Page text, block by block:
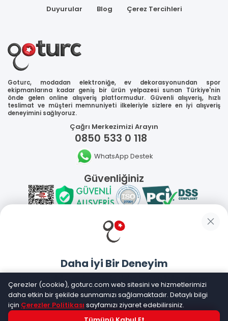
Duyurular
Blog Çerez Tercihleri
Goturc, modadan elektroniğe, ev dekorasyonundan spor
ekipmanlarına kadar geniş bir ürün yelpazesi sunan Türkiye'nin
önde gelen online alışveriş platformudur. Güvenli alışveriş, hızlı
teslimat ve müşteri memnuniyeti ilkeleriyle sizlere en iyi alışveriş
deneyimini sağlıyoruz.
Çağrı Merkezimizi Arayın
0850 533 0 118
WhatsApp Destek
Güvenliğiniz
Sosyal Medya
Mobil Uygulamalarımız
Daha İyi Bir Deneyim
Goturc mobil uygulamasıyla daha hızlı ve kolay alışveriş
yapın
Çerezler (cookie), goturc.com web sitesini ve hizmetlerimizi
daha etkin bir şekilde sunmamızı sağlamaktadır. Detaylı bilgi
için Çerezler Politikası sayfamızı ziyaret edebilirsiniz.